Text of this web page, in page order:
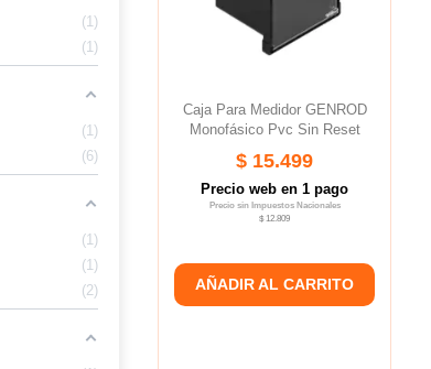
1
1
1
6
1
1
2
Caja Para Medidor GENROD
Monofásico Pvc Sin Reset
$ 15.499
Precio web en 1 pago
Precio sin Impuestos Nacionales
$ 12.809
AÑADIR AL CARRITO